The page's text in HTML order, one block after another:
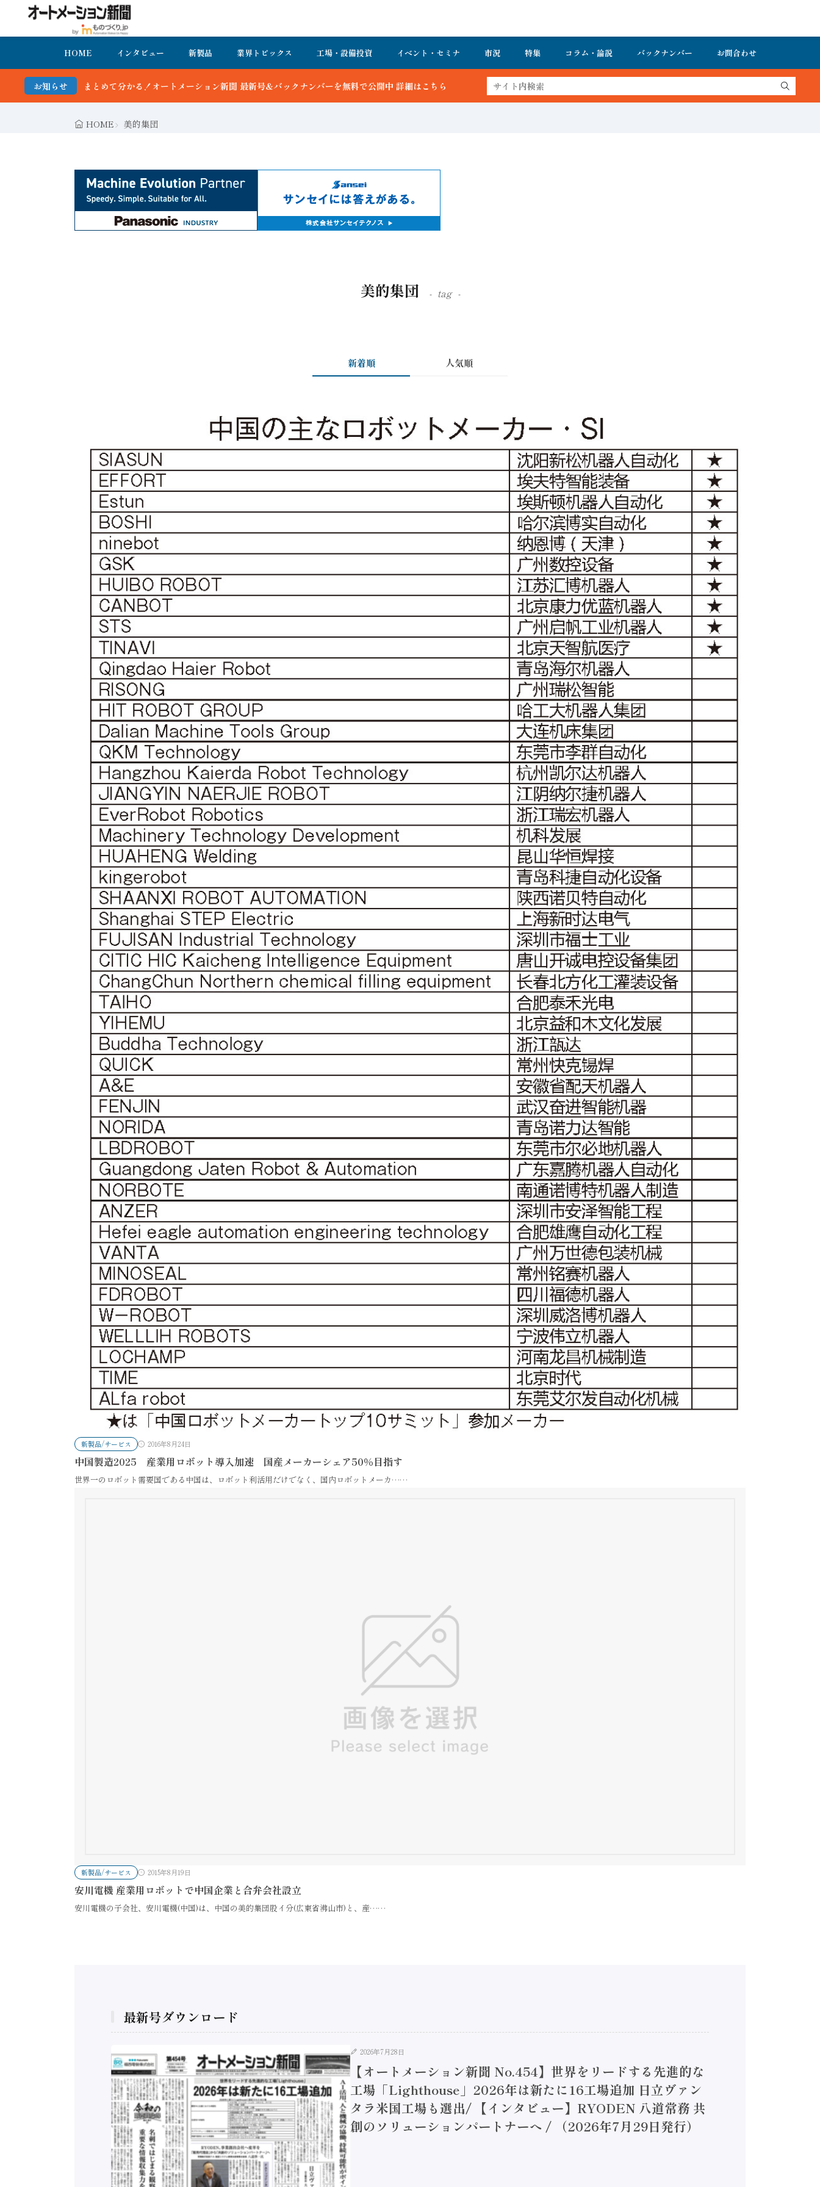
HOME インタビュー 新製品 業界トピックス 工場・設備投資 イベント・セミナ 市況 特集 コラム・論説 バックナンバー お問合わせ
お知らせ
分かる！オートメーション新聞 最新号＆バックナンバーを無料で公開中 詳細はこちら
HOME 美的集団
美的集団 tag
新着順 人気順
新製品/サービス 2016年8月24日
中国製造2025 産業用ロボット導入加速 国産メーカーシェア50％目指す
世界一のロボット需要国である中国は、ロボット利活用だけでなく、国内ロボットメーカ……
新製品/サービス 2015年8月19日
安川電機 産業用ロボットで中国企業と合弁会社設立
安川電機の子会社、安川電機(中国)は、中国の美的集団股イ分(広東省沸山市)と、産……
最新号ダウンロード
2026年7月28日
【オートメーション新聞 No.454】世界をリードする先進的な
工場「Lighthouse」2026年は新たに16工場追加 日立ヴァン
タラ米国工場も選出/ 【インタビュー】RYODEN 八道常務 共
創のソリューションパートナーへ / （2026年7月29日発行）